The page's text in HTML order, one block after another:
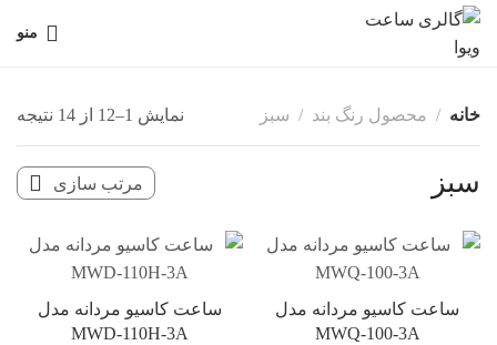
منو
خانه محصول رنگ بند سبز نمایش 1–12 از 14 نتیجه
سبز
ساعت کاسیو مردانه مدل
MWQ-100-3A
ساعت کاسیو مردانه مدل
MWD-110H-3A